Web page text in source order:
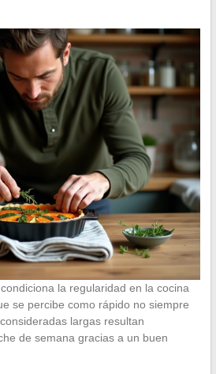
la regularidad en la cocina
se percibe como rápido no siempre
largas resultan
de semana gracias a un buen